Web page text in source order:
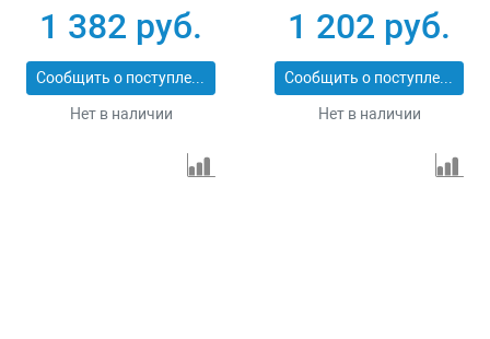
PROFESSIONAL
29547-152
1 382 руб.
Сообщить о поступлении
Нет в наличии
PROFESSIONAL
29547-127
1 202 руб.
Сообщить о поступлении
Нет в наличии